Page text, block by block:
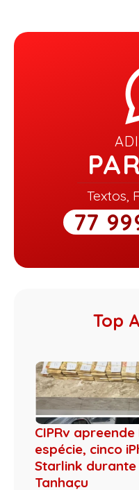
Textos,
77
Top
CIPRv
espécie, cinco
Starlink
Tanhaçu